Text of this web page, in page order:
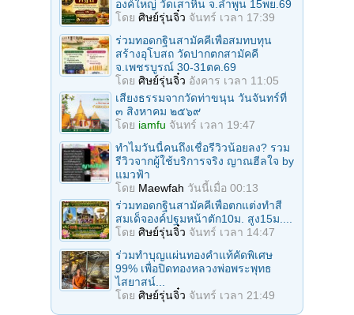
องค์ใหญ่ วัดเสาหิน จ.ลําพูน 15พย.69
โดย ศิษย์รุ่นจิ๋ว จันทร์ เวลา 17:39
ร่วมทอดกฐินสามัคคีเพื่อสมทบทุน
สร้างอุโบสถ วัดปากตกสามัคคี
จ.เพชรบูรณ์ 30-31ตค.69
โดย ศิษย์รุ่นจิ๋ว อังคาร เวลา 11:05
เสียงธรรมจากวัดท่าขนุน วันจันทร์ที่
๓ สิงหาคม ๒๕๖๙
โดย iamfu จันทร์ เวลา 19:47
ทำไมวันนี้คนถึงเชื่อรีวิวน้อยลง? รวม
รีวิวจากผู้ใช้บริการจริง ญาณฮีลใจ by
แมวฟ้า
โดย Maewfah วันนี้เมื่อ 00:13
ร่วมทอดกฐินสามัคคีเพื่อตกแต่งทำสี
สมเด็จองค์ปฐมหน้าตัก10ม. สูง15ม....
โดย ศิษย์รุ่นจิ๋ว จันทร์ เวลา 14:47
ร่วมทําบุญแผ่นทองคำแท้คัดพิเศษ
99% เพื่อปิดทองหลวงพ่อพระพุทธ
ไสยาสน์...
โดย ศิษย์รุ่นจิ๋ว จันทร์ เวลา 21:49